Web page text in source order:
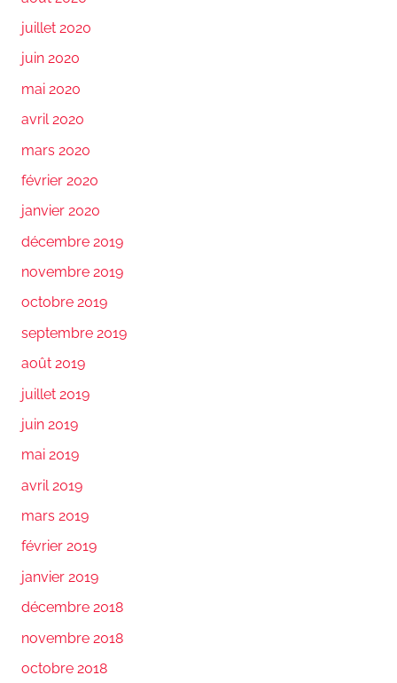
juillet 2020
juin 2020
mai 2020
avril 2020
mars 2020
février 2020
janvier 2020
décembre 2019
novembre 2019
octobre 2019
septembre 2019
août 2019
juillet 2019
juin 2019
mai 2019
avril 2019
mars 2019
février 2019
janvier 2019
décembre 2018
novembre 2018
octobre 2018